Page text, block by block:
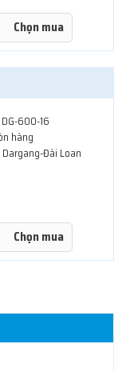
Chọn mua
DG-600-16
hàng
Dargang-Đài Loan
Chọn mua